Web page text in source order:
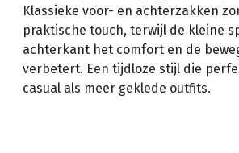
Klassieke voor- en achterzakken
praktische touch, terwijl de kleine
achterkant het comfort en de
verbetert. Een tijdloze stijl die
casual als meer geklede outfits.